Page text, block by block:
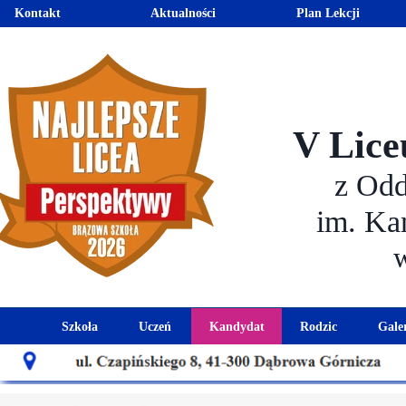
Rodzic
Harmonogram
Szkoła
Historia szkoły
Uczeń
Kalendarz roku szkolnego
Kandydat
Aktualności dla
V
z
im.
Plan Lekcji
Aktualności
Kontakt